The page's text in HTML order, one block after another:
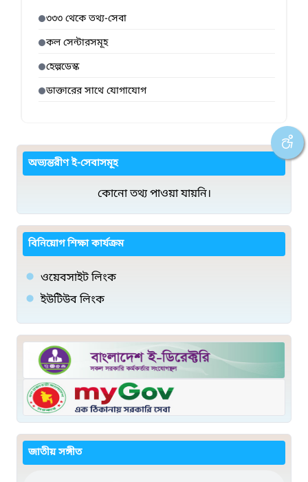
৩৩৩ থেকে তথ্য-সেবা
কল সেন্টারসমূহ
হেল্পডেস্ক
ডাক্তারের সাথে যোগাযোগ
অভ্যন্তরীণ ই-সেবাসমূহ
কোনো তথ্য পাওয়া যায়নি।
বিনিয়োগ শিক্ষা কার্যক্রম
ওয়েবসাইট লিংক
ইউটিউব লিংক
জাতীয় সঙ্গীত